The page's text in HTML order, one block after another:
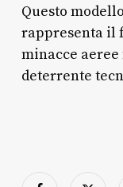
Questo
rappresenta il
minacce
deterrente